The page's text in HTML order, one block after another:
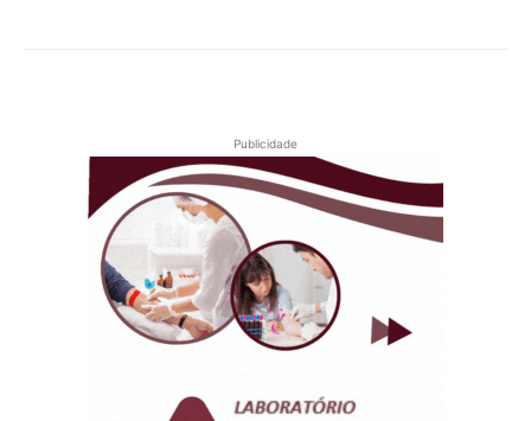
Publicidade